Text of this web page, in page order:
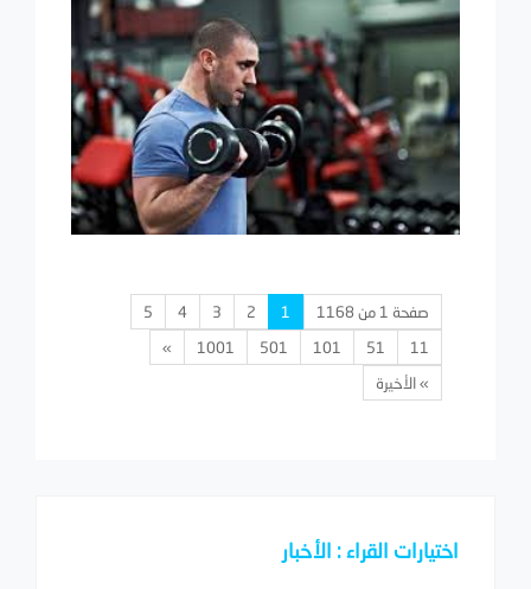
صفحة 1 من 1168 1
2
3
4
5
11
51
101
501
1001
»
» الأخيرة
اختيارات القراء : الأخبار